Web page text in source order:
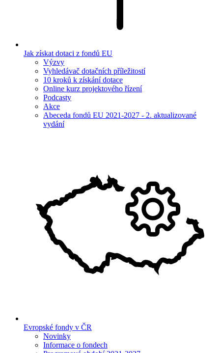
Jak získat dotaci z fondů EU
Výzvy
Vyhledávač dotačních příležitostí
10 kroků k získání dotace
Online kurz projektového řízení
Podcasty
Akce
Abeceda fondů EU 2021-2027 - 2. aktualizované
vydání
Evropské fondy v ČR
Novinky
Informace o fondech